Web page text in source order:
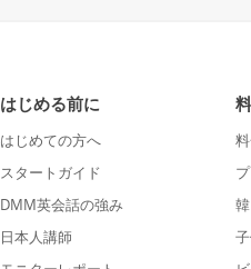
はじめる前に
はじめての方へ
スタートガイド
DMM英会話の強み
日本人講師